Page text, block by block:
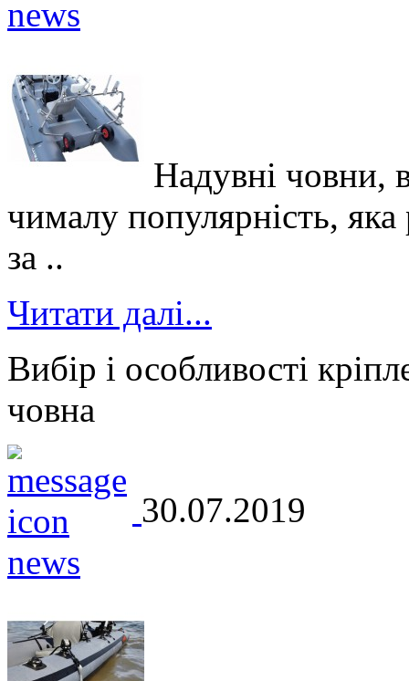
Надувні човни,
чималу популярність, яка
за ..
Читати далі...
Вибір і особливості
човна
30.07.2019